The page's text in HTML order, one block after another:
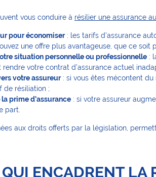
vous conduire à résilier une assurance
pour économiser: les tarifs d’assurance
une offre plus avantageuse, que ce soit
situation personnelle ou professionnelle :
rendre votre contrat d’assurance actuel
votre assureur: si vous êtes mécontent du
de résiliation ;
prime d’assurance : si votre assureur
part.
aux droits offerts par la législation,
ENCADRENT LA